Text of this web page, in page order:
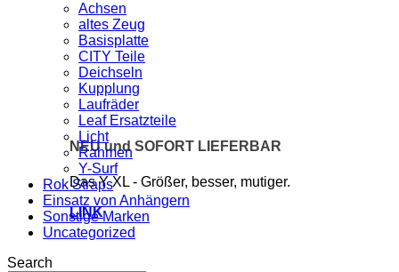
NEU und SOFORT LIEFERBAR
Das Y XL - Größer, besser, mutiger.
LINK
Achsen
altes Zeug
Basisplatte
CITY Teile
Deichseln
Kupplung
Laufräder
Leaf Ersatzteile
Licht
Rahmen
Y-Surf
Rok Straps
Einsatz von Anhängern
Sonstige Marken
Uncategorized
Search